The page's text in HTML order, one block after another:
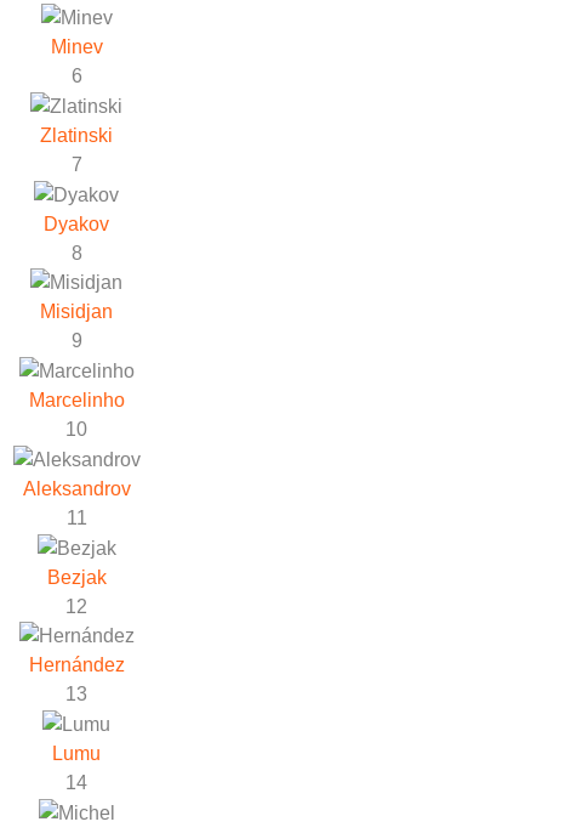
Minev
6
Zlatinski
7
Dyakov
8
Misidjan
9
Marcelinho
10
Aleksandrov
11
Bezjak
12
Hernández
13
Lumu
14